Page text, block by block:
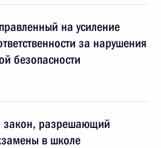
на усиление
за нарушения
безопасности
закон, разрешающий
в школе